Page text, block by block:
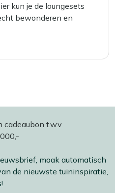
kun je de loungesets
bewonderen en
maak automatisch
de nieuwste tuininspiratie,